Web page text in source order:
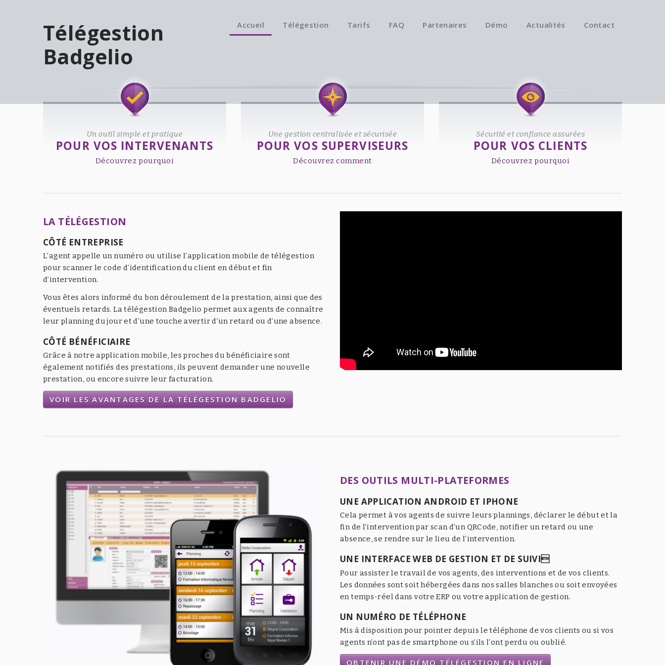
Télégestion
Badgelio
Accueil Télégestion Tarifs FAQ Partenaires Démo Actualités Contact
Welcome! Available on iOS & Android.
Un outil simple et pratique
POUR VOS INTERVENANTS
Découvrez pourquoi
Une gestion centralisée et sécurisée
POUR VOS SUPERVISEURS
Découvrez comment
Sécurité et confiance assurées
POUR VOS CLIENTS
Découvrez pourquoi
LA TÉLÉGESTION
CÔTÉ ENTREPRISE
L’agent appelle un numéro ou utilise l’application mobile de télégestion
pour scanner le code d’identification du client en début et fin
d’intervention.
Vous êtes alors informé du bon déroulement de la prestation, ainsi que des
éventuels retards. La télégestion Badgelio permet aux agents de connaître
leur planning du jour et d’une touche avertir d’un retard ou d’une absence.
CÔTÉ BÉNÉFICIAIRE
Grâce à notre application mobile, les proches du bénéficiaire sont
également notifiés des prestations, ils peuvent demander une nouvelle
prestation, ou encore suivre leur facturation.
VOIR LES AVANTAGES DE LA TÉLÉGESTION BADGELIO
DES OUTILS MULTI-PLATEFORMES
UNE APPLICATION ANDROID ET IPHONE
Cela permet à vos agents de suivre leurs plannings, déclarer le début et la
fin de l’intervention par scan d’un QRCode, notifier un retard ou une
absence, se rendre sur le lieu de l’intervention.
UNE INTERFACE WEB DE GESTION ET DE SUIVI
Pour assister le travail de vos agents, des interventions et de vos clients.
Les données sont soit hébergées dans nos salles blanches ou soit envoyées
en temps-réel dans votre ERP ou votre application de gestion.
UN NUMÉRO DE TÉLÉPHONE
Mis à disposition pour pointer depuis le téléphone de vos clients ou si vos
agents n’ont pas de smartphone ou s’ils l’ont perdu ou oublié.
OBTENIR UNE DÉMO TÉLÉGESTION EN LIGNE